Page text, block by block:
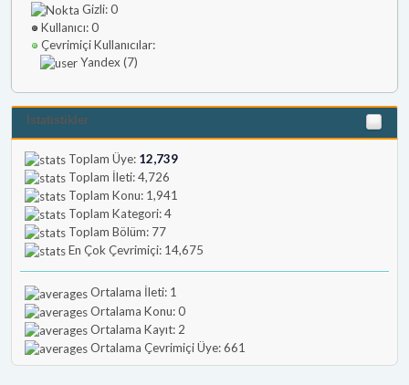
Gizli: 0
Kullanıcı: 0
Çevrimiçi Kullanıcılar:
Yandex (7)
İstatistikler
Toplam Üye: 12,739
Toplam İleti: 4,726
Toplam Konu: 1,941
Toplam Kategori: 4
Toplam Bölüm: 77
En Çok Çevrimiçi: 14,675
Ortalama İleti: 1
Ortalama Konu: 0
Ortalama Kayıt: 2
Ortalama Çevrimiçi Üye: 661